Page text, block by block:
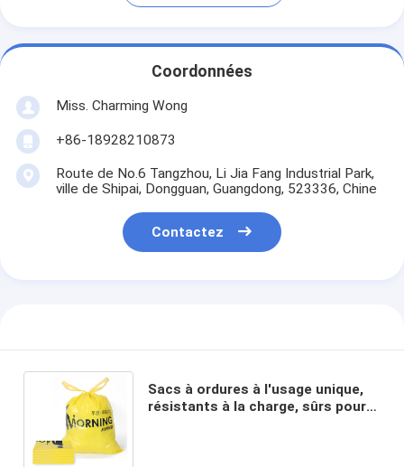
Coordonnées
Miss. Charming Wong
+86-18928210873
Route de No.6 Tangzhou, Li Jia Fang Industrial Park,
ville de Shipai, Dongguan, Guangdong, 523336, Chine
Contactez
Sacs à ordures à l'usage unique,
résistants à la charge, sûrs pour